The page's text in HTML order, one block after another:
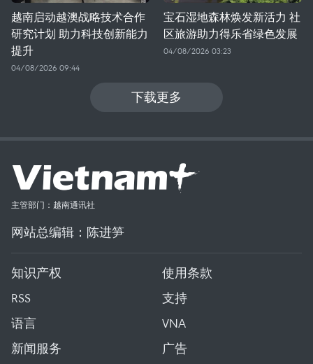
越南启动越澳战略技术合作
研究计划 助力科技创新能力
提升
04/08/2026 09:44
宝石湿地森林焕发新活力 社
区旅游助力得乐省绿色发展
04/08/2026 03:23
下载更多
主管部门：越南通讯社
网站总编辑：陈进笋
知识产权
使用条款
RSS
支持
语言
VNA
新闻服务
广告